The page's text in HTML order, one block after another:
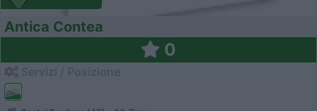
Antica Contea
0